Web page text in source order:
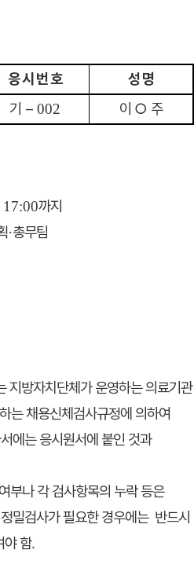
응 시 번 호
성 명
기 – 002 이 ○ 주
17:00까지
·총무팀
지방자치단체가 운영하는 의료기관
는 채용신체검사규정에 의하여
에는 응시원서에 붙인 것과
부나 각 검사항목의 누락 등은
정밀검사가 필요한 경우에는 반드시
야 함.